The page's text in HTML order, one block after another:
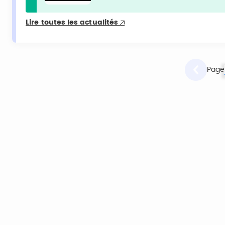
Lire toutes les actualités
Page